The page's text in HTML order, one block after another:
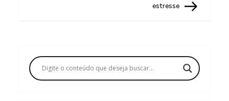
ç
ã
estresse